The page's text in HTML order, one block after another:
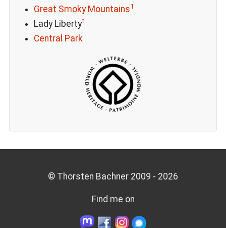
Great Smoky Mountains1
Lady Liberty1
Central Park
© Thorsten Bachner 2009 - 2026
Find me on